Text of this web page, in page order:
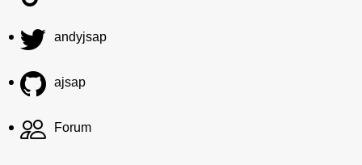
andyjsap
ajsap
Forum